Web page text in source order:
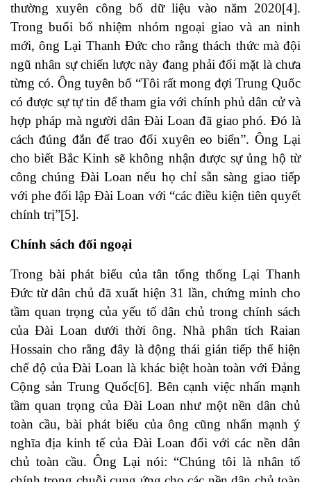
thường xuyên công bố dữ liệu vào năm 2020[4].
Trong buổi bổ nhiệm nhóm ngoại giao và an ninh
mới, ông Lại Thanh Đức cho rằng thách thức mà đội
ngũ nhân sự chiến lược này đang phải đối mặt là chưa
từng có. Ông tuyên bố “Tôi rất mong đợi Trung Quốc
có được sự tự tin để tham gia với chính phủ dân cử và
hợp pháp mà người dân Đài Loan đã giao phó. Đó là
cách đúng đắn để trao đổi xuyên eo biển”. Ông Lại
cho biết Bắc Kinh sẽ không nhận được sự ủng hộ từ
công chúng Đài Loan nếu họ chỉ sẵn sàng giao tiếp
với phe đối lập Đài Loan với “các điều kiện tiên quyết
chính trị”[5].
Chính sách đối ngoại
Trong bài phát biểu của tân tổng thống Lại Thanh
Đức từ dân chủ đã xuất hiện 31 lần, chứng minh cho
tầm quan trọng của yếu tố dân chủ trong chính sách
của Đài Loan dưới thời ông. Nhà phân tích Raian
Hossain cho rằng đây là động thái gián tiếp thể hiện
chế độ của Đài Loan là khác biệt hoàn toàn với Đảng
Cộng sản Trung Quốc[6]. Bên cạnh việc nhấn mạnh
tầm quan trọng của Đài Loan như một nền dân chủ
toàn cầu, bài phát biểu của ông cũng nhấn mạnh ý
nghĩa địa kinh tế của Đài Loan đối với các nền dân
chủ toàn cầu. Ông Lại nói: “Chúng tôi là nhân tố